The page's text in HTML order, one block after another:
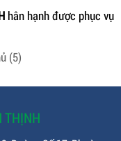
hân hạnh được phục vụ
(5)
THỊNH